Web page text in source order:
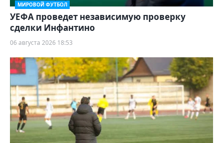
МИРОВОЙ ФУТБОЛ
УЕФА проведет независимую проверку
сделки Инфантино
06 августа 2026 18:53